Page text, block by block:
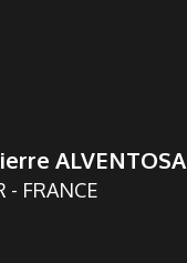
ALVENTOSA
FRANCE